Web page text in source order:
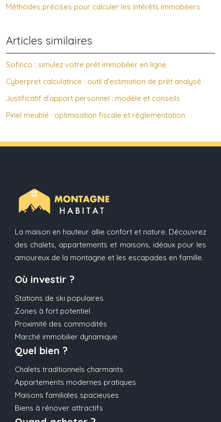
Méthodes précises pour calculer les intérêts immobiliers
Articles similaires
Sofinco : simulez votre prêt immobilier en ligne
Cyberpret calculatrice : outil d’estimation de prêt analysé
Justificatif d’apport personnel : modèle et conseils
Pinel meublé : optimisation fiscale et réglementation
La maison en hauteur allie confort et nature. Découvrez
des chalets, appartements et maisons, idéaux pour les
amoureux de la montagne et les escapades en famille.
Où investir ?
Stations de ski populaires
Zones à fort potentiel
Proximité des commodités
Marché immobilier dynamique
Quel bien ?
Chalets traditionnels charmants
Appartements modernes pratiques
Maisons familiales spacieuses
Biens à rénover attractifs